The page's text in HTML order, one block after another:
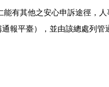
有其他之安心申訴途徑，人
報平臺），並由該總處列管